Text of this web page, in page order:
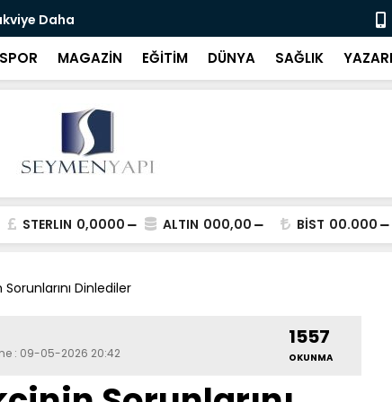
Daha Bartın
SPOR MAGAZİN EĞİTİM DÜNYA SAĞLIK
STERLIN 0,0000 ALTIN 000,00 BİST 00.000
Dinlediler
: 09-05-2026 20:42
1557
OKUNMA